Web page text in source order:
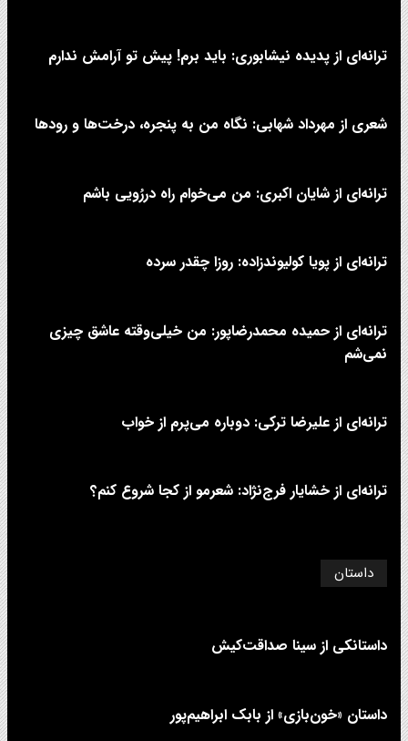
ترانه‌ای از پدیده نیشابوری: باید برم! پیش تو آرامش ندارم
شعری از مهرداد شهابی: نگاه من به پنجره، درخت‌ها و رودها
ترانه‌ای از شایان اکبری: من می‌خوام راه دررُویی باشم
ترانه‌ای از پویا کولیوندزاده: روزا چقدر سرده
ترانه‌ای از حمیده محمدرضاپور: من خیلی‌وقته عاشق چیزی
نمی‌شم
ترانه‌ای از علیرضا ترکی: دوباره می‌پرم از خواب
ترانه‌ای از خشایار فرج‌نژاد: شعرمو از کجا شروع کنم؟
داستان
داستانکی از سینا صداقت‌کیش
داستان «خون‌بازی» از بابک ابراهیم‌پور